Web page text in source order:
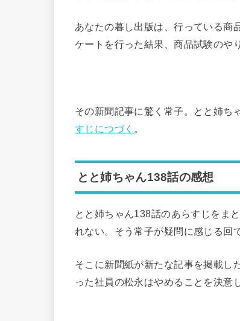
あなたの暮し出版は、行っている商
ケートを行った結果、商品試験のや
その新聞記事に驚く常子。とと姉ち
すじにつづく 。
とと姉ちゃん138話の感想
とと姉ちゃん138話のあらすじをま
れない。そう常子が疑問に感じる回
そこに新聞紙が新たな記事を掲載し
った社員の松永はやめることを決意